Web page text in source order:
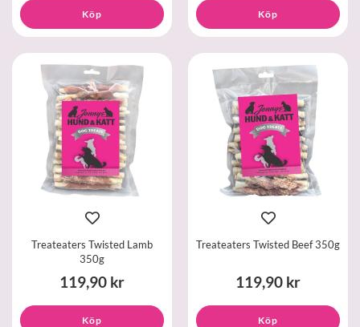
Köp Köp
Treateaters Twisted Lamb
350g
119,90 kr
Köp
Treateaters Twisted Beef 350g
119,90 kr
Köp